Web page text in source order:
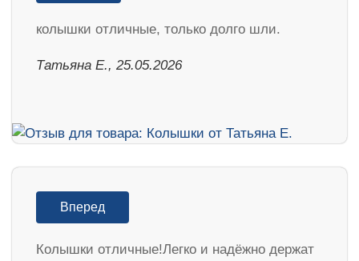
колышки отличные, только долго шли.
Татьяна Е., 25.05.2026
Вперед
Колышки отличные!Легко и надёжно держат